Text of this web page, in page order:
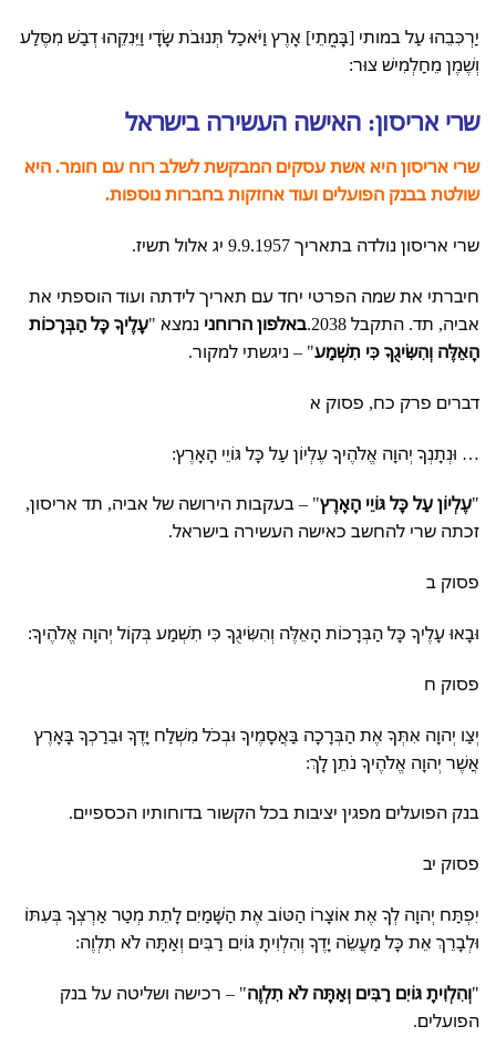
יַרְכִּבֵהוּ עַל במותי [בָּמֳתֵי] אָרֶץ וַיֹּאכַל תְּנוּבֹת שָׂדָי וַיֵּנִקֵהוּ דְבַשׁ מִסֶּלַע
וְשֶׁמֶן מֵחַלְמִישׁ צוּר:
שרי אריסון: האישה העשירה בישראל
שרי אריסון היא אשת עסקים המבקשת לשלב רוח עם חומר. היא
שולטת בבנק הפועלים ועוד אחזקות בחברות נוספות.
שרי אריסון נולדה בתאריך 9.9.1957 יג אלול תשיז.
חיברתי את שמה הפרטי יחד עם תאריך לידתה ועוד הוספתי את
אביה, תד. התקבל 2038.
באלפון הרוחני נמצא "עָלֶיךָ כָּל הַבְּרָכוֹת
הָאֵלֶּה וְהִשִּׂיגֻךָ כִּי תִשְׁמַע" – ניגשתי למקור.
דברים פרק כח, פסוק א
… וּנְתָנְךָ יְהוָה אֱלֹהֶיךָ עֶלְיוֹן עַל כָּל גּוֹיֵי הָאָרֶץ:
"עֶלְיוֹן עַל כָּל גּוֹיֵי הָאָרֶץ" – בעקבות הירושה של אביה, תד אריסון,
זכתה שרי להחשב כאישה העשירה בישראל.
פסוק ב
וּבָאוּ עָלֶיךָ כָּל הַבְּרָכוֹת הָאֵלֶּה וְהִשִּׂיגֻךָ כִּי תִשְׁמַע בְּקוֹל יְהוָה אֱלֹהֶיךָ:
פסוק ח
יְצַו יְהוָה אִתְּךָ אֶת הַבְּרָכָה בַּאֲסָמֶיךָ וּבְכֹל מִשְׁלַח יָדֶךָ וּבֵרַכְךָ בָּאָרֶץ
אֲשֶׁר יְהוָה אֱלֹהֶיךָ נֹתֵן לָךְ:
בנק הפועלים מפגין יציבות בכל הקשור בדוחותיו הכספיים.
פסוק יב
יִפְתַּח יְהוָה לְךָ אֶת אוֹצָרוֹ הַטּוֹב אֶת הַשָּׁמַיִם לָתֵת מְטַר אַרְצְךָ בְּעִתּוֹ
וּלְבָרֵךְ אֵת כָּל מַעֲשֵׂה יָדֶךָ וְהִלְוִיתָ גּוֹיִם רַבִּים וְאַתָּה לֹא תִלְוֶה:
"וְהִלְוִיתָ גּוֹיִם רַבִּים וְאַתָּה לֹא תִלְוֶה" – רכישה ושליטה על בנק
הפועלים.